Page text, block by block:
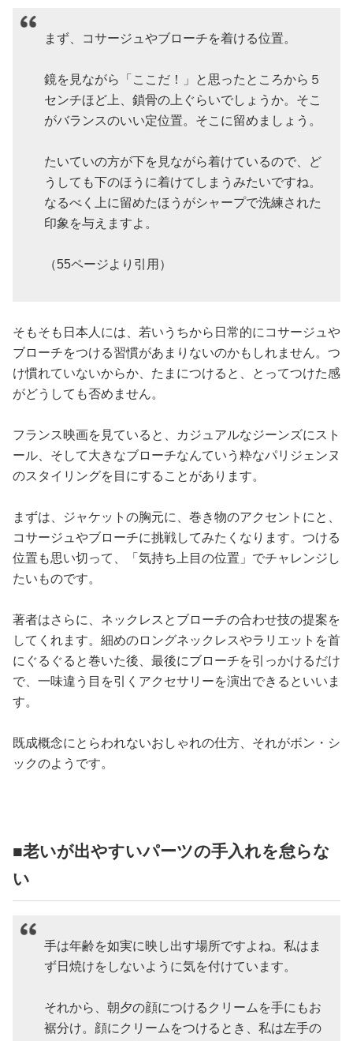
まず、コサージュやブローチを着ける位置。
鏡を見ながら「ここだ！」と思ったところから５
センチほど上、鎖骨の上ぐらいでしょうか。そこ
がバランスのいい定位置。そこに留めましょう。
たいていの方が下を見ながら着けているので、ど
うしても下のほうに着けてしまうみたいですね。
なるべく上に留めたほうがシャープで洗練された
印象を与えますよ。
（55ページより引用）
そもそも日本人には、若いうちから日常的にコサージュや
ブローチをつける習慣があまりないのかもしれません。つ
け慣れていないからか、たまにつけると、とってつけた感
がどうしても否めません。
フランス映画を見ていると、カジュアルなジーンズにスト
ール、そして大きなブローチなんていう粋なパリジェンヌ
のスタイリングを目にすることがあります。
まずは、ジャケットの胸元に、巻き物のアクセントにと、
コサージュやブローチに挑戦してみたくなります。つける
位置も思い切って、「気持ち上目の位置」でチャレンジし
たいものです。
著者はさらに、ネックレスとブローチの合わせ技の提案を
してくれます。細めのロングネックレスやラリエットを首
にぐるぐると巻いた後、最後にブローチを引っかけるだけ
で、一味違う目を引くアクセサリーを演出できるといいま
す。
既成概念にとらわれないおしゃれの仕方、それがボン・シ
ックのようです。
■老いが出やすいパーツの手入れを怠らな
い
手は年齢を如実に映し出す場所ですよね。私はま
ず日焼けをしないように気を付けています。
それから、朝夕の顔につけるクリームを手にもお
裾分け。顔にクリームをつけるとき、私は左手の